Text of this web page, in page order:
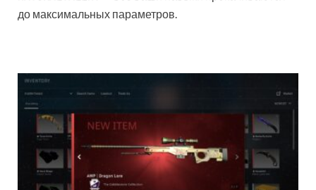
до максимальных параметров.